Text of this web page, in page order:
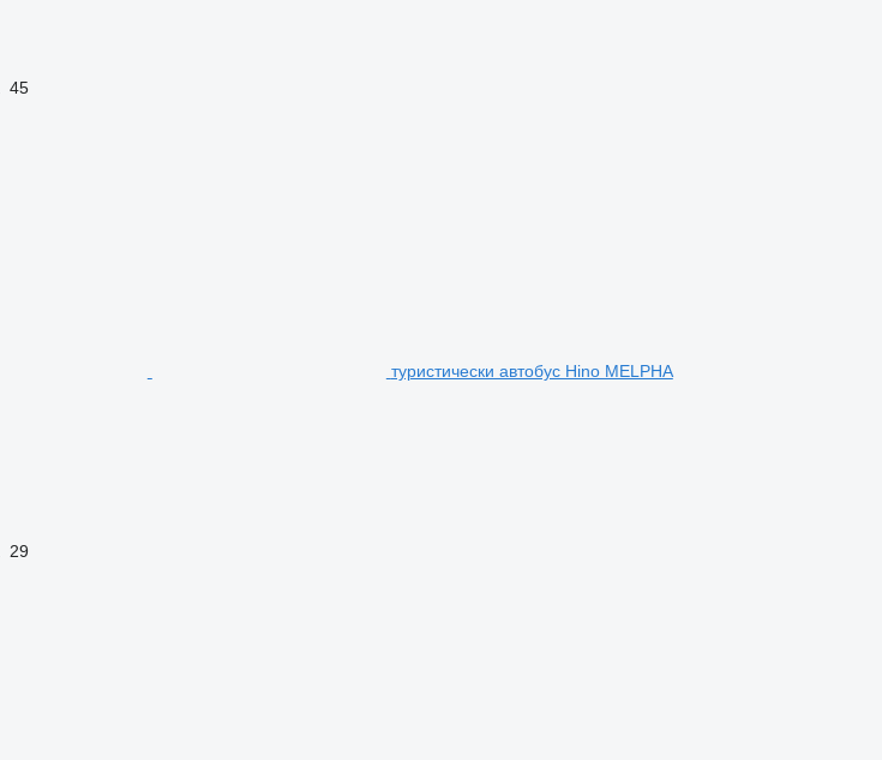
45
туристически автобус Hino MELPHA
29